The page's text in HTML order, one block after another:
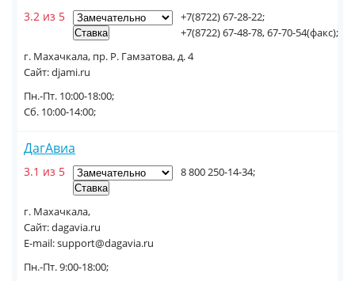
3.2 из 5
г. Махачкала, пр. Р. Гамзатова, д. 4
Сайт: djami.ru
+7(8722) 67-28-22;
+7(8722) 67-48-78, 67-70-54(факс);
Пн.-Пт. 10:00-18:00;
Сб. 10:00-14:00;
ДагАвиа
3.1 из 5
г. Махачкала,
Сайт: dagavia.ru
E-mail: support@dagavia.ru
8 800 250-14-34;
Пн.-Пт. 9:00-18:00;